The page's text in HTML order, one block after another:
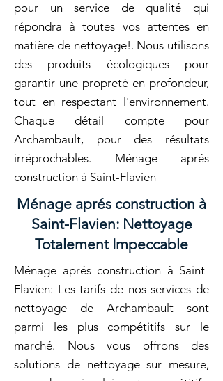
pour un service de qualité qui
répondra à toutes vos attentes en
matière de nettoyage!. Nous utilisons
des produits écologiques pour
garantir une propreté en profondeur,
tout en respectant l'environnement.
Chaque détail compte pour
Archambault, pour des résultats
irréprochables. Ménage aprés
construction à Saint-Flavien
Ménage aprés construction à
Saint-Flavien: Nettoyage
Totalement Impeccable
Ménage aprés construction à Saint-
Flavien: Les tarifs de nos services de
nettoyage de Archambault sont
parmi les plus compétitifs sur le
marché. Nous vous offrons des
solutions de nettoyage sur mesure,